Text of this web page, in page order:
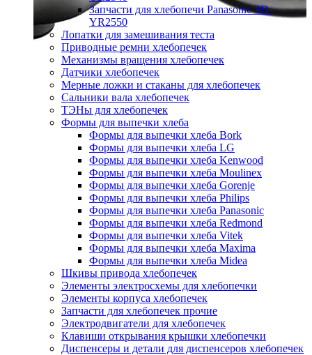
Запчасти для хлебопечи Panasonic SD-
YR2550
Лопатки для замешивания теста
Приводные ремни хлебопечек
Механизмы вращения хлебопечек
Датчики хлебопечек
Мерные ложки и стаканы для хлебопечек
Сальники вала хлебопечек
ТЭНы для хлебопечек
Формы для выпечки хлеба
Формы для выпечки хлеба Bork
Формы для выпечки хлеба LG
Формы для выпечки хлеба Kenwood
Формы для выпечки хлеба Moulinex
Формы для выпечки хлеба Gorenje
Формы для выпечки хлеба Philips
Формы для выпечки хлеба Panasonic
Формы для выпечки хлеба Redmond
Формы для выпечки хлеба Vitek
Формы для выпечки хлеба Maxima
Формы для выпечки хлеба Midea
Шкивы привода хлебопечек
Элементы электросхемы для хлебопечки
Элементы корпуса хлебопечек
Запчасти для хлебопечек прочие
Электродвигатели для хлебопечек
Клавиши открывания крышки хлебопечки
Диспенсеры и детали для диспенсеров хлебопечек